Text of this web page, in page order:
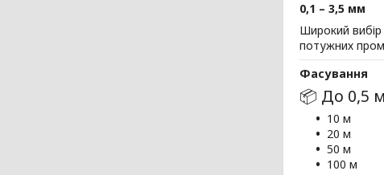
0,1 – 3,5 мм
Широкий вибір
потужних
Фасування
📦 До 0,5
10 м
20 м
50 м
100 м